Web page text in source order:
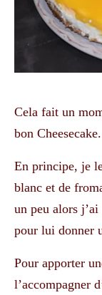
Cela fait un
bon Cheesecake.
En principe, je
blanc et de
un peu alors
pour lui donner
Pour apporter
l’accompagner